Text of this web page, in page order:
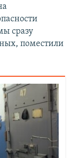
сразу
поместили